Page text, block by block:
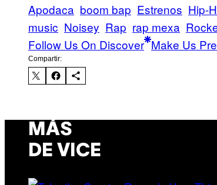
Apodaca boom bap Estrenos Hip-
music Noisey Rap rap mexa
Follow Us On Discover Make Us
Compartir:
MÁS
DE VICE